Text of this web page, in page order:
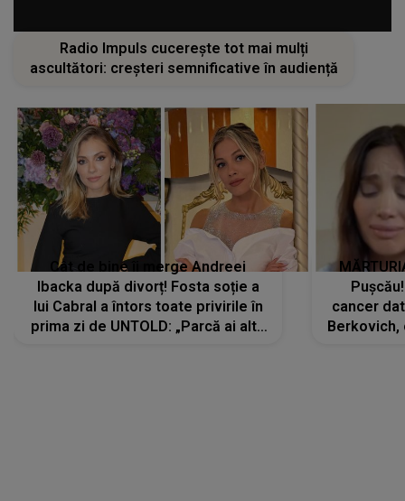
Radio Impuls cucerește tot mai mulți
ascultători: creșteri semnificative în audiență
Cât de bine îi merge Andreei
Ibacka după divorț! Fosta soție a
lui Cabral a întors toate privirile în
prima zi de UNTOLD: „Parcă ai altă
cancer
Berkovich,